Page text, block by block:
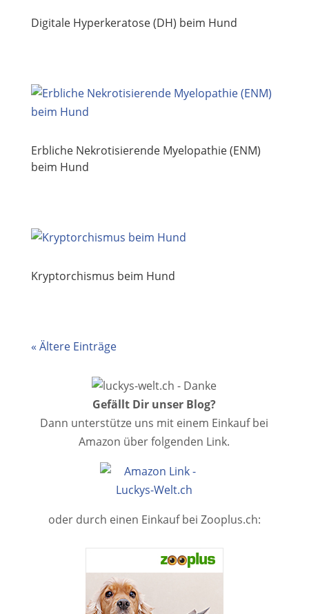
Digitale Hyperkeratose (DH) beim Hund
Erbliche Nekrotisierende Myelopathie (ENM)
beim Hund
Kryptorchismus beim Hund
« Ältere Einträge
Gefällt Dir unser Blog?
Dann unterstütze uns mit einem Einkauf bei
Amazon über folgenden Link.
oder durch einen Einkauf bei Zooplus.ch: